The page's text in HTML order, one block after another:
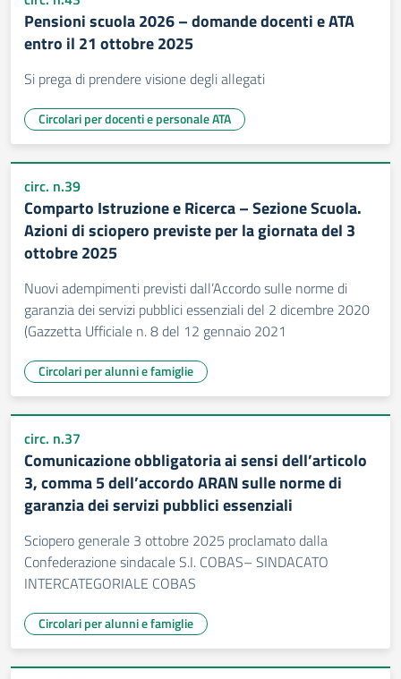
Pensioni scuola 2026 – domande docenti e ATA
entro il 21 ottobre 2025
Si prega di prendere visione degli allegati
Circolari per docenti e personale ATA
circ. n.39
Comparto Istruzione e Ricerca – Sezione Scuola.
Azioni di sciopero previste per la giornata del 3
ottobre 2025
Nuovi adempimenti previsti dall’Accordo sulle norme di
garanzia dei servizi pubblici essenziali del 2 dicembre 2020
(Gazzetta Ufficiale n. 8 del 12 gennaio 2021
Circolari per alunni e famiglie
circ. n.37
Comunicazione obbligatoria ai sensi dell’articolo
3, comma 5 dell’accordo ARAN sulle norme di
garanzia dei servizi pubblici essenziali
Sciopero generale 3 ottobre 2025 proclamato dalla
Confederazione sindacale S.I. COBAS– SINDACATO
INTERCATEGORIALE COBAS
Circolari per alunni e famiglie